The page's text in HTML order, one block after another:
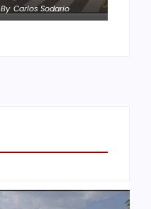
By Carlos Sodario